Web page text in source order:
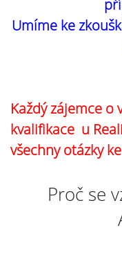
Umíme ke
Každý zájemce o
kvalifikace u
všechny otázky
Proč se